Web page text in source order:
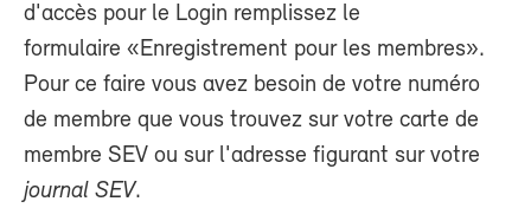
d'accès pour le Login remplissez le
formulaire «Enregistrement pour les membres».
Pour ce faire vous avez besoin de votre numéro
de membre que vous trouvez sur votre carte de
membre SEV ou sur l'adresse figurant sur votre
journal SEV.